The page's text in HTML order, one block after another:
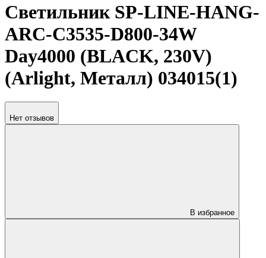
Светильник SP-LINE-HANG-
ARC-C3535-D800-34W
Day4000 (BLACK, 230V)
(Arlight, Металл) 034015(1)
Нет отзывов
В избранное